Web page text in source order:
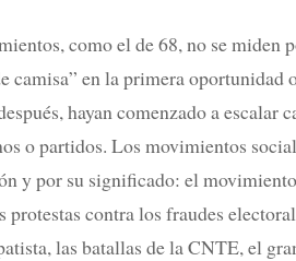
como el de 68, no se miden
camisa” en la primera oportunidad
hayan comenzado a escalar
o partidos. Los movimientos
y por su significado: el
protestas contra los fraudes
las batallas de la CNTE, el